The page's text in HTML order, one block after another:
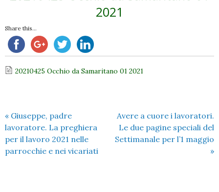
2021
Share this...
20210425 Occhio da Samaritano 01 2021
« Giuseppe, padre
lavoratore. La preghiera
per il lavoro 2021 nelle
parrocchie e nei vicariati
Avere a cuore i lavoratori.
Le due pagine speciali del
Settimanale per l’1 maggio
»